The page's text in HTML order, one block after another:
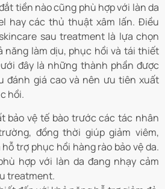
tiền nào cũng phù hợp với làn da
hay các thủ thuật xâm lấn. Điều
sau treatment là lựa chọn
năng làm dịu, phục hồi và tái thiết
đây là những thành phần được
đánh giá cao và nên ưu tiên xuất
hồi.
bảo vệ tế bào trước các tác nhân
đồng thời giúp giảm viêm,
trợ phục hồi hàng rào bảo vệ da.
hợp với làn da đang nhạy cảm
treatment.